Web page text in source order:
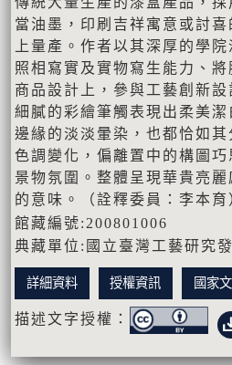
當油墨，印刷吉祥寓意或討
上量產。作者以其深厚的學
照相寫實及實物寫生能力、
商品設計上，參與工藝創新設
細膩的彩繪筆觸表現出柔美
邊緣的淡淡暈染，也都恰如
色調變化，偏離置中的構圖
景物氛圍。整體呈現華貴亮
的意味。（詮釋委員：李本育
館藏編號:200801006
典藏單位:國立臺灣工藝研究
詳細資料 授權資訊 國家
描述文字授權：